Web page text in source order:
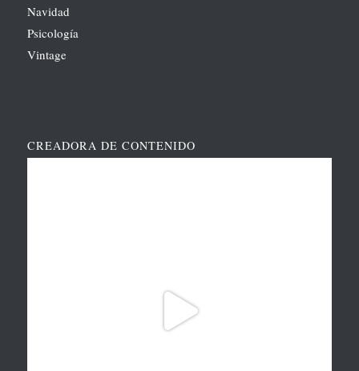
Navidad
Psicología
Vintage
CREADORA DE CONTENIDO